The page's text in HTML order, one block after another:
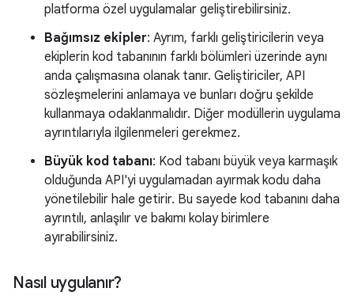
platforma özel uygulamalar geliştirebilirsiniz.
Bağımsız ekipler: Ayrım, farklı geliştiricilerin veya
ekiplerin kod tabanının farklı bölümleri üzerinde aynı
anda çalışmasına olanak tanır. Geliştiriciler, API
sözleşmelerini anlamaya ve bunları doğru şekilde
kullanmaya odaklanmalıdır. Diğer modüllerin uygulama
ayrıntılarıyla ilgilenmeleri gerekmez.
Büyük kod tabanı: Kod tabanı büyük veya karmaşık
olduğunda API'yi uygulamadan ayırmak kodu daha
yönetilebilir hale getirir. Bu sayede kod tabanını daha
ayrıntılı, anlaşılır ve bakımı kolay birimlere
ayırabilirsiniz.
Nasıl uygulanır?